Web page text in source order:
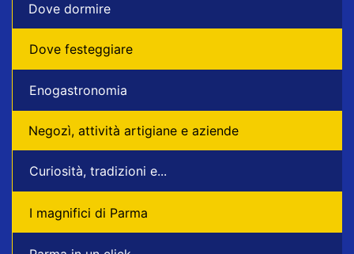
Dove dormire
Dove festeggiare
Enogastronomia
Negozì, attività artigiane e aziende
Curiosità, tradizioni e...
I magnifici di Parma